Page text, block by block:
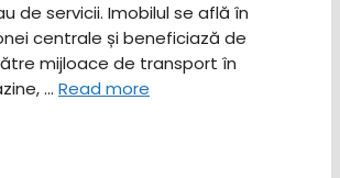
de servicii. Imobilul se află în
centrale și beneficiază de
mijloace de transport în
… Read more